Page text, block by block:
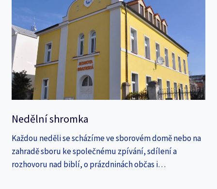
Nedělní shromka
Každou neděli se scházíme ve sborovém domě nebo na
zahradě sboru ke společnému zpívání, sdílení a
rozhovoru nad biblí, o prázdninách občas i…